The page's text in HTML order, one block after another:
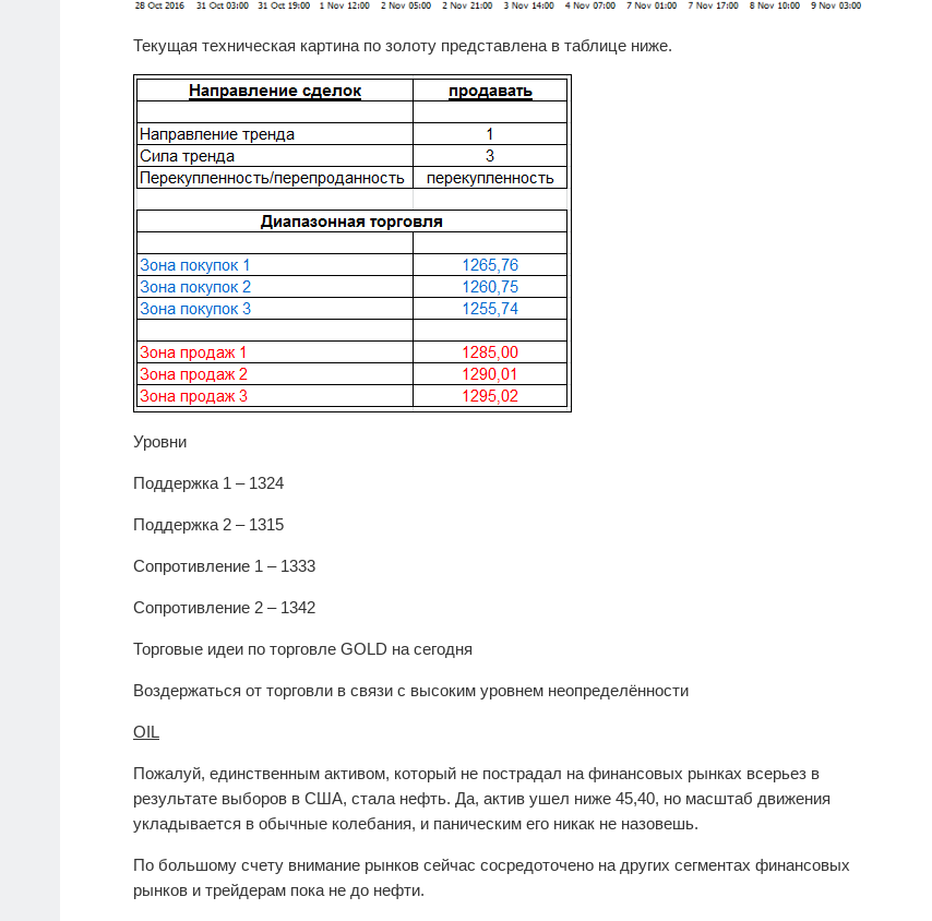
Текущая техническая картина по золоту представлена в таблице ниже.
Уровни
Поддержка 1 – 1324
Поддержка 2 – 1315
Сопротивление 1 – 1333
Сопротивление 2 – 1342
Торговые идеи по торговле GOLD на сегодня
Воздержаться от торговли в связи с высоким уровнем неопределённости
OIL
Пожалуй, единственным активом, который не пострадал на финансовых рынках всерьез в
результате выборов в США, стала нефть. Да, актив ушел ниже 45,40, но масштаб движения
укладывается в обычные колебания, и паническим его никак не назовешь.
По большому счету внимание рынков сейчас сосредоточено на других сегментах финансовых
рынков и трейдерам пока не до нефти.